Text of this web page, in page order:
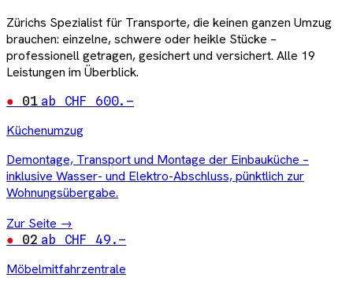
Zürichs Spezialist für Transporte, die keinen ganzen Umzug
brauchen: einzelne, schwere oder heikle Stücke –
professionell getragen, gesichert und versichert. Alle 19
Leistungen im Überblick.
01 ab CHF 600.–
Küchenumzug
Demontage, Transport und Montage der Einbauküche –
inklusive Wasser- und Elektro-Abschluss, pünktlich zur
Wohnungsübergabe.
Zur Seite →
02 ab CHF 49.–
Möbelmitfahrzentrale